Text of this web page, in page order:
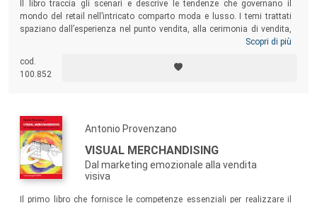
Il libro traccia gli scenari e descrive le tendenze che governano il
mondo del retail nell’intricato comparto moda e lusso. I temi trattati
spaziano dall’esperienza nel punto vendita, alla cerimonia di vendita,
alla multicanalità e all’omnichannel, al CRM e al clienteling,
performance e alla gestione del personale. Un testo di riferimento per
operatori ed esperti dell’ambito retail e per tutti coloro che vogliano
Scopri di più
cod.
100.852
Antonio Provenzano
VISUAL MERCHANDISING
Dal marketing emozionale alla vendita
visiva
Il primo libro che fornisce le competenze essenziali per realizzare il